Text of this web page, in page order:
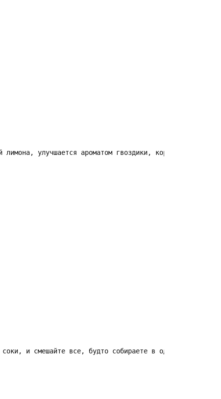
лимона, улучшается ароматом гвоздики, корицы,
соки, и смешайте все, будто собираете в одно целое